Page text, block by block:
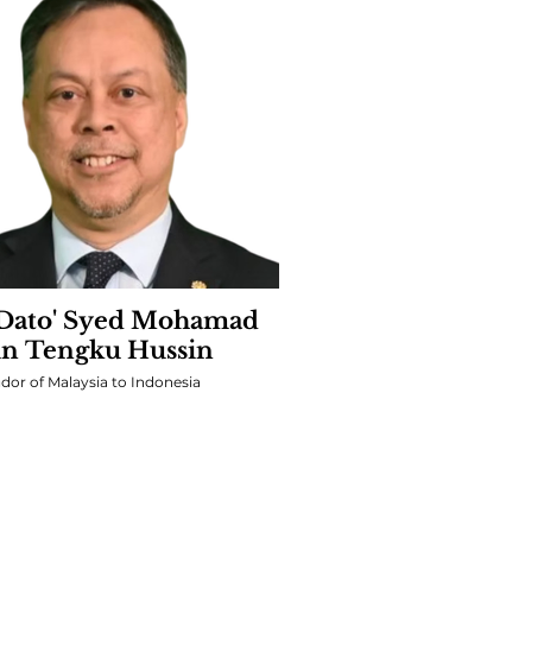
Syed Mohamad
Tengku Hussin
of Malaysia to Indonesia